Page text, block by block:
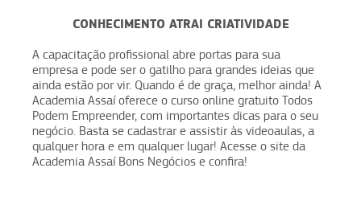
CONHECIMENTO ATRAI CRIATIVIDADE
A capacitação profissional abre portas para sua
empresa e pode ser o gatilho para grandes ideias que
ainda estão por vir. Quando é de graça, melhor ainda! A
Academia Assaí oferece o curso online gratuito Todos
Podem Empreender, com importantes dicas para o seu
negócio. Basta se cadastrar e assistir às videoaulas, a
qualquer hora e em qualquer lugar! Acesse o site da
Academia Assaí Bons Negócios e confira!